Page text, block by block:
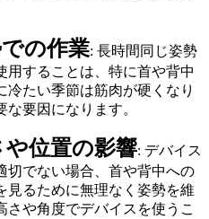
の作業: 長時間同じ姿勢
用することは、特に首や背中
冷たい季節は筋肉が硬くなり
要因になります。
位置の影響: デバイス
切でない場合、首や背中への
見るために無理なく姿勢を維
さや角度でデバイスを使うこ